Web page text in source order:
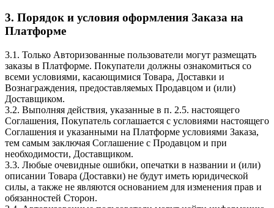
3. Порядок и условия оформления Заказа на
Платформе
3.1. Только Авторизованные пользователи могут размещать
заказы в Платформе. Покупатели должны ознакомиться со
всеми условиями, касающимися Товара, Доставки и
Вознаграждения, предоставляемых Продавцом и (или)
Доставщиком.
3.2. Выполняя действия, указанные в п. 2.5. настоящего
Соглашения, Покупатель соглашается с условиями настоящего
Соглашения и указанными на Платформе условиями Заказа,
тем самым заключая Соглашение с Продавцом и при
необходимости, Доставщиком.
3.3. Любые очевидные ошибки, опечатки в названии и (или)
описании Товара (Доставки) не будут иметь юридической
силы, а также не являются основанием для изменения прав и
обязанностей Сторон.